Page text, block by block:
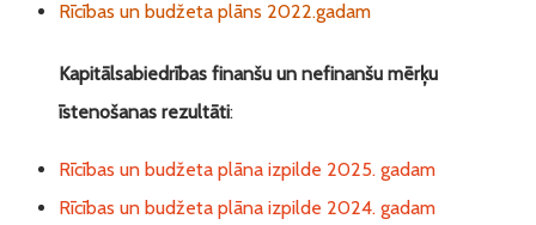
Rīcības un budžeta plāns 2022.gadam
Kapitālsabiedrības finanšu un nefinanšu mērķu
īstenošanas rezultāti:
Rīcības un budžeta plāna izpilde 2025. gadam
Rīcības un budžeta plāna izpilde 2024. gadam